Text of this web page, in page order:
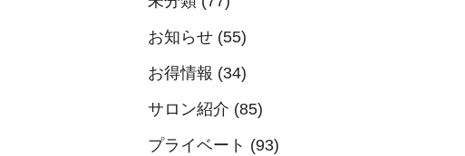
お知らせ (55)
お得情報 (34)
サロン紹介 (85)
プライベート (93)